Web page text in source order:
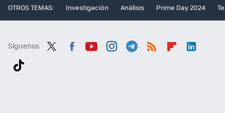
OTROS TEMAS: Investigación Análisis Prime Day 2024
Síguenos